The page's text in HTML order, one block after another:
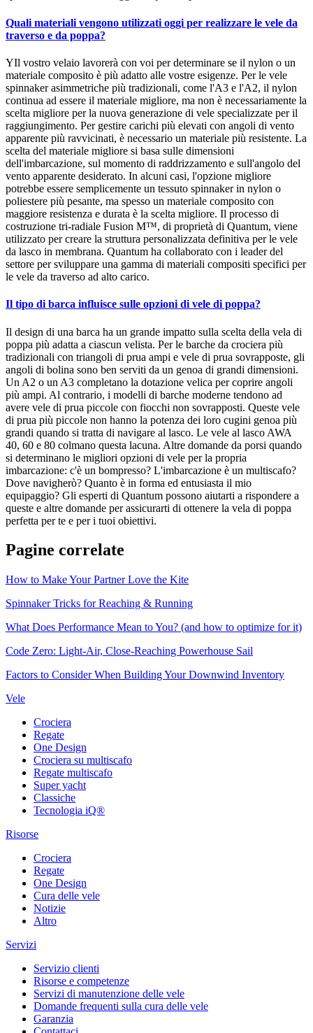
Quali materiali vengono utilizzati oggi per realizzare le vele da
traverso e da poppa?
YIl vostro velaio lavorerà con voi per determinare se il nylon o un
materiale composito è più adatto alle vostre esigenze. Per le vele
spinnaker asimmetriche più tradizionali, come l'A3 e l'A2, il nylon
continua ad essere il materiale migliore, ma non è necessariamente la
scelta migliore per la nuova generazione di vele specializzate per il
raggiungimento. Per gestire carichi più elevati con angoli di vento
apparente più ravvicinati, è necessario un materiale più resistente. La
scelta del materiale migliore si basa sulle dimensioni
dell'imbarcazione, sul momento di raddrizzamento e sull'angolo del
vento apparente desiderato. In alcuni casi, l'opzione migliore
potrebbe essere semplicemente un tessuto spinnaker in nylon o
poliestere più pesante, ma spesso un materiale composito con
maggiore resistenza e durata è la scelta migliore. Il processo di
costruzione tri-radiale Fusion M™, di proprietà di Quantum, viene
utilizzato per creare la struttura personalizzata definitiva per le vele
da lasco in membrana. Quantum ha collaborato con i leader del
settore per sviluppare una gamma di materiali compositi specifici per
le vele da traverso ad alto carico.
Il tipo di barca influisce sulle opzioni di vele di poppa?
Il design di una barca ha un grande impatto sulla scelta della vela di
poppa più adatta a ciascun velista. Per le barche da crociera più
tradizionali con triangoli di prua ampi e vele di prua sovrapposte, gli
angoli di bolina sono ben serviti da un genoa di grandi dimensioni.
Un A2 o un A3 completano la dotazione velica per coprire angoli
più ampi. Al contrario, i modelli di barche moderne tendono ad
avere vele di prua piccole con fiocchi non sovrapposti. Queste vele
di prua più piccole non hanno la potenza dei loro cugini genoa più
grandi quando si tratta di navigare al lasco. Le vele al lasco AWA
40, 60 e 80 colmano questa lacuna. Altre domande da porsi quando
si determinano le migliori opzioni di vele per la propria
imbarcazione: c'è un bompresso? L'imbarcazione è un multiscafo?
Dove navigherò? Quanto è in forma ed entusiasta il mio
equipaggio? Gli esperti di Quantum possono aiutarti a rispondere a
queste e altre domande per assicurarti di ottenere la vela di poppa
perfetta per te e per i tuoi obiettivi.
Pagine correlate
How to Make Your Partner Love the Kite
Spinnaker Tricks for Reaching & Running
What Does Performance Mean to You? (and how to optimize for it)
Code Zero: Light-Air, Close-Reaching Powerhouse Sail
Factors to Consider When Building Your Downwind Inventory
Vele
Crociera
Regate
One Design
Crociera su multiscafo
Regate multiscafo
Super yacht
Classiche
Tecnologia iQ®
Risorse
Crociera
Regate
One Design
Cura delle vele
Notizie
Altro
Servizi
Servizio clienti
Risorse e competenze
Servizi di manutenzione delle vele
Domande frequenti sulla cura delle vele
Garanzia